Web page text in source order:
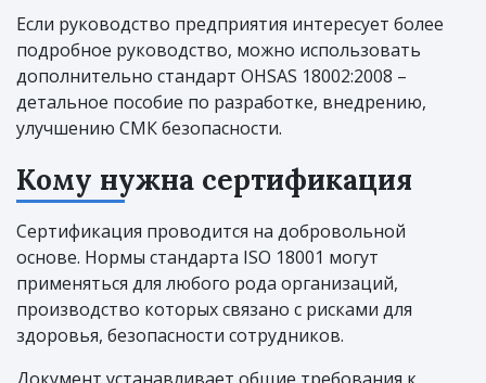
Если руководство предприятия интересует более
подробное руководство, можно использовать
дополнительно стандарт OHSAS 18002:2008 –
детальное пособие по разработке, внедрению,
улучшению СМК безопасности.
Кому нужна сертификация
Сертификация проводится на добровольной
основе. Нормы стандарта ISO 18001 могут
применяться для любого рода организаций,
производство которых связано с рисками для
здоровья, безопасности сотрудников.